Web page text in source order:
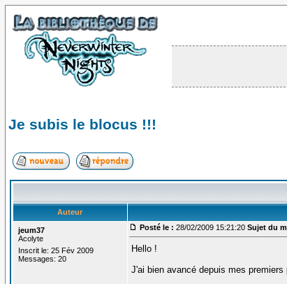
Je subis le blocus !!!
Auteur
jeum37
Acolyte
Inscrit le: 25 Fév 2009
Messages: 20
Posté le : 28/02/2009 15:21:20 Sujet du
Hello !
J'ai bien avancé depuis mes